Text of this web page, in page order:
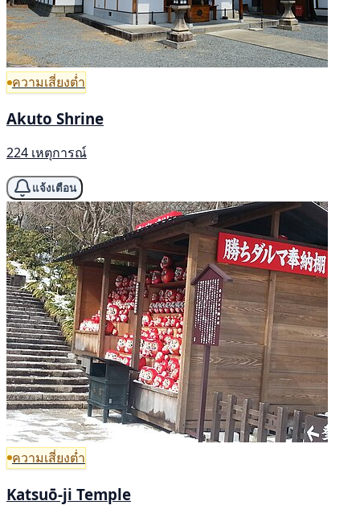
ความเสี่ยงต่ำ
Akuto Shrine
224 เหตุการณ์
แจ้งเตือน
ความเสี่ยงต่ำ
Katsuō-ji Temple